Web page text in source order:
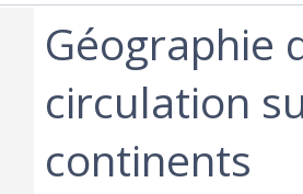
‎Géographie
circulation
continents‎